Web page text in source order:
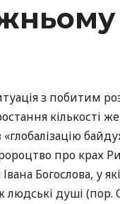
з побитим
кількості
про крах
Богослова, у
людські душі (пор.